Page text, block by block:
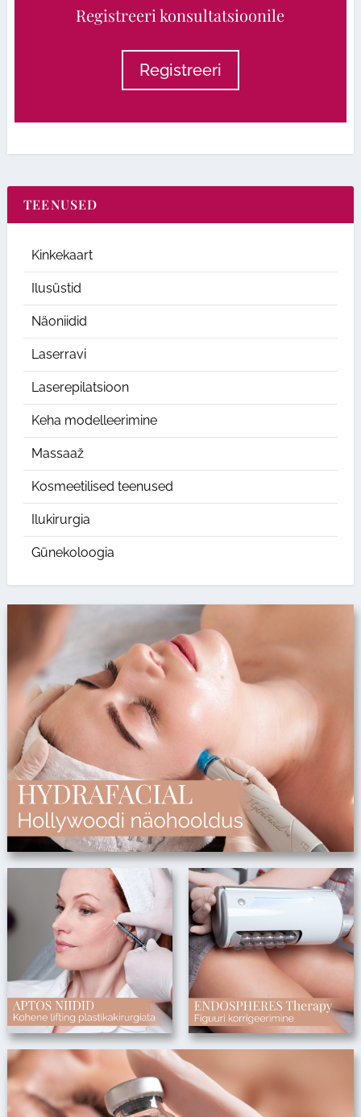
Registreeri konsultatsioonile
Registreeri
TEENUSED
Kinkekaart
Ilusüstid
Näoniidid
Laserravi
Laserepilatsioon
Keha modelleerimine
Massaaž
Kosmeetilised teenused
Ilukirurgia
Günekoloogia